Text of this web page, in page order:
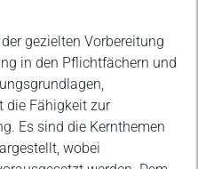
gezielten Vorbereitung
in den Pflichtfächern und
die Fähigkeit zur
Es sind die Kernthemen
wobei